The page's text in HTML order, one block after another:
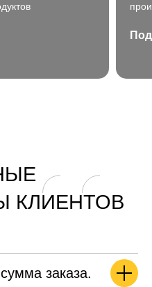
КЛИЕНТОВ
заказа.